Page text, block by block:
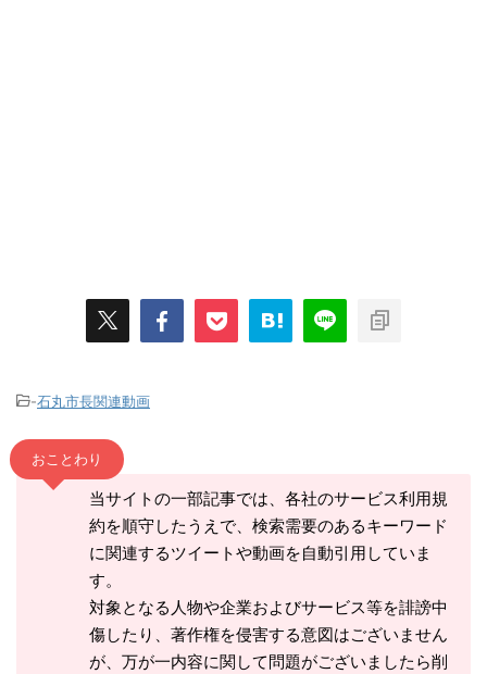
-石丸市長関連動画
おことわり
当サイトの一部記事では、各社のサービス利用規
約を順守したうえで、検索需要のあるキーワード
に関連するツイートや動画を自動引用していま
す。
対象となる人物や企業およびサービス等を誹謗中
傷したり、著作権を侵害する意図はございません
が、万が一内容に関して問題がございましたら削